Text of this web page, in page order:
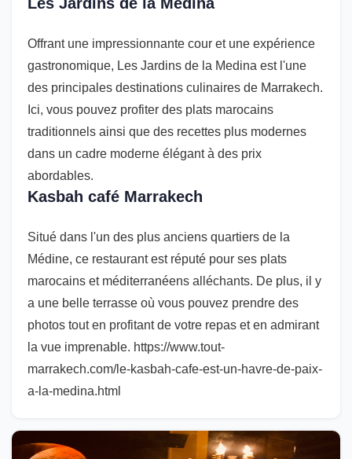
Offrant une impressionnante cour et une expérience
gastronomique, Les Jardins de la Medina est l'une
des principales destinations culinaires de Marrakech.
Ici, vous pouvez profiter des plats marocains
traditionnels ainsi que des recettes plus modernes
dans un cadre moderne élégant à des prix
abordables.
Kasbah café Marrakech
Situé dans l'un des plus anciens quartiers de la
Médine, ce restaurant est réputé pour ses plats
marocains et méditerranéens alléchants. De plus, il y
a une belle terrasse où vous pouvez prendre des
photos tout en profitant de votre repas et en admirant
la vue imprenable. https://www.tout-
marrakech.com/le-kasbah-cafe-est-un-havre-de-paix-
a-la-medina.html